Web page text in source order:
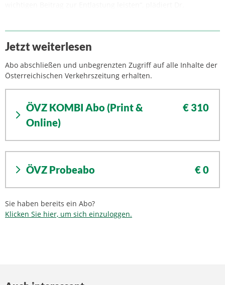
Jetzt weiterlesen
Abo abschließen und unbegrenzten Zugriff auf alle Inhalte der
Österreichischen Verkehrszeitung erhalten.
ÖVZ KOMBI Abo (Print &
Online)
€ 310
ÖVZ Probeabo € 0
Sie haben bereits ein Abo?
Klicken Sie hier, um sich einzuloggen.